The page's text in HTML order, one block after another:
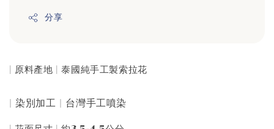
分享
| 原料產地 | 泰國純手工製索拉花
| 染別加工 | 台灣手工噴染